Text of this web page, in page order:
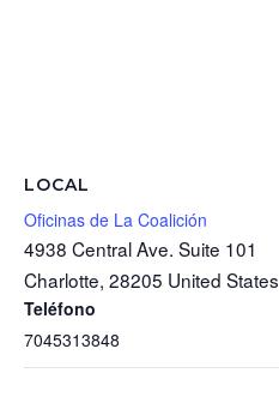
LOCAL
Oficinas de La Coalición
4938 Central Ave. Suite 101
Charlotte, 28205 United States
Teléfono
7045313848